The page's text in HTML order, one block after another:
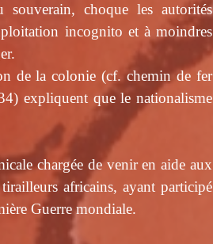
choque les autorités
incognito et à moindres
de la colonie (cf. chemin de fer
expliquent que le nationalisme
chargée de venir en aide aux
africains, ayant participé
Guerre mondiale.